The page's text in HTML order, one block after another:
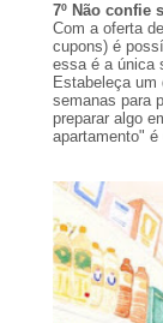
7º Não confie
Com a oferta
cupons) é
essa é a única
Estabeleça
semanas para
preparar algo
apartamento"